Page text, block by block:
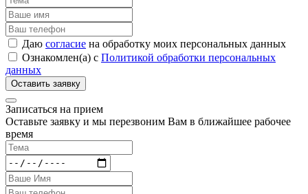
Даю согласие на обработку моих персональных данных
Ознакомлен(а) с Политикой обработки персональных
данных
Записаться на прием
Оставьте заявку и мы перезвоним Вам в ближайшее рабочее
время